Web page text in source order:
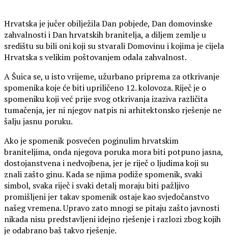
Hrvatska je jučer obilježila Dan pobjede, Dan domovinske
zahvalnosti i Dan hrvatskih branitelja, a diljem zemlje u
središtu su bili oni koji su stvarali Domovinu i kojima je cijela
Hrvatska s velikim poštovanjem odala zahvalnost.
A Šuica se, u isto vrijeme, užurbano priprema za otkrivanje
spomenika koje će biti upriličeno 12. kolovoza. Riječ je o
spomeniku koji već prije svog otkrivanja izaziva različita
tumačenja, jer ni njegov natpis ni arhitektonsko rješenje ne
šalju jasnu poruku.
Ako je spomenik posvećen poginulim hrvatskim
braniteljima, onda njegova poruka mora biti potpuno jasna,
dostojanstvena i nedvojbena, jer je riječ o ljudima koji su
znali zašto ginu. Kada se njima podiže spomenik, svaki
simbol, svaka riječ i svaki detalj moraju biti pažljivo
promišljeni jer takav spomenik ostaje kao svjedočanstvo
našeg vremena. Upravo zato mnogi se pitaju zašto javnosti
nikada nisu predstavljeni idejno rješenje i razlozi zbog kojih
je odabrano baš takvo rješenje.